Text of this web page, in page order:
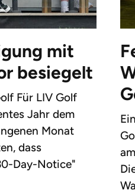
mit
besiegelt
Für LIV Golf
Jahr dem
Monat
dass
Day-Notice"